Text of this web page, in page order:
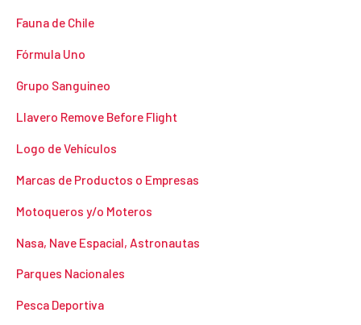
Fauna de Chile
Fórmula Uno
Grupo Sanguineo
Llavero Remove Before Flight
Logo de Vehículos
Marcas de Productos o Empresas
Motoqueros y/o Moteros
Nasa, Nave Espacial, Astronautas
Parques Nacionales
Pesca Deportiva